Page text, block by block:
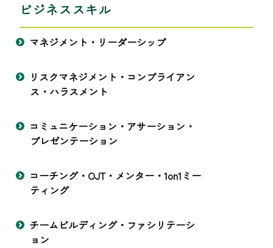
ビジネススキル
マネジメント・リーダーシップ
リスクマネジメント・コンプライアン
ス・ハラスメント
コミュニケーション・アサーション・
プレゼンテーション
コーチング・OJT・メンター・1on1ミー
ティング
チームビルディング・ファシリテーシ
ョン